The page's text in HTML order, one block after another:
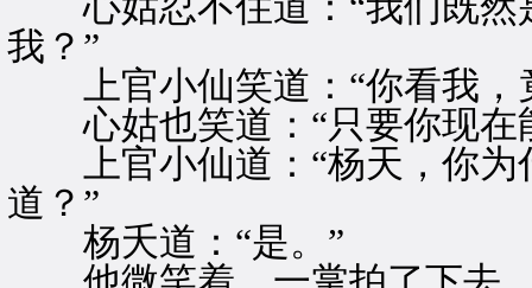
我？”
上官小仙笑道：“你看我，
心姑也笑道：“只要你现在
上官小仙道：“杨天，你为
道？”
杨夭道：“是。”